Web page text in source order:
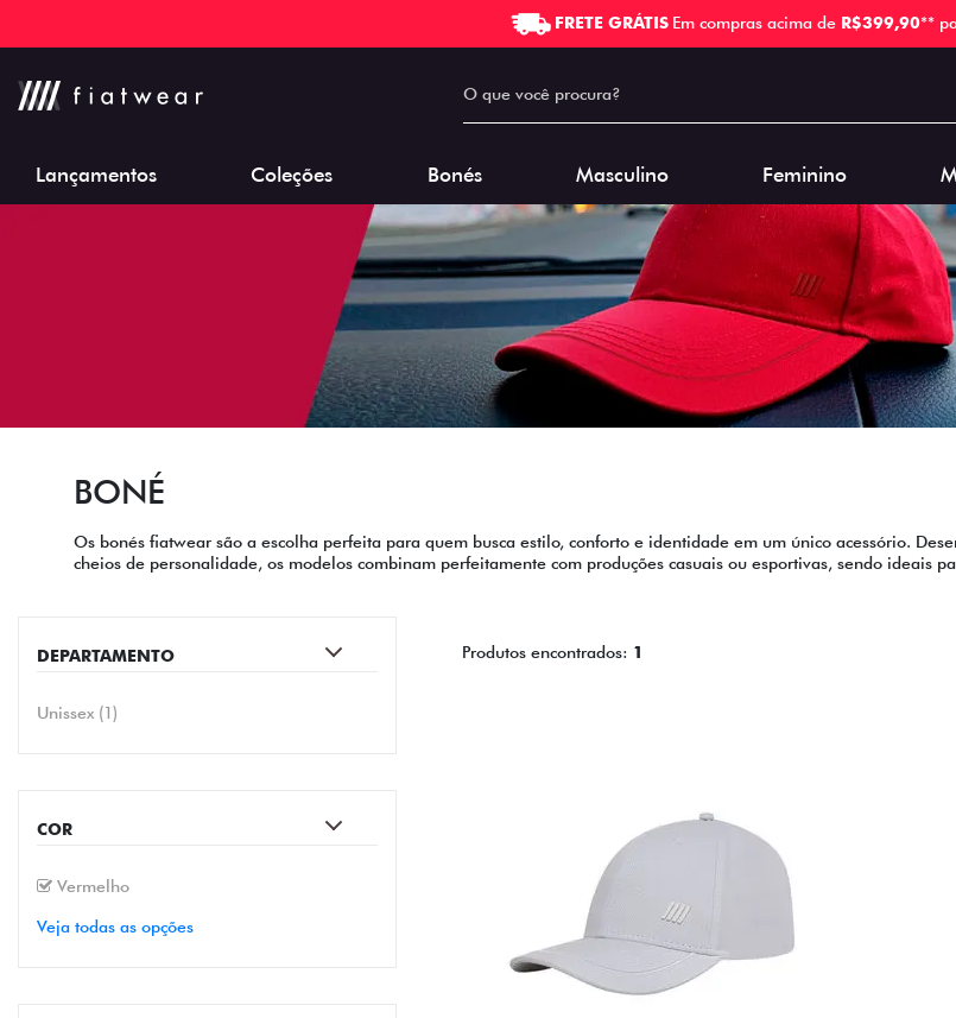
FRETE GRÁTIS Em compras acima de R$399,90**
Lançamentos Coleções Bonés Masculino Feminino
BONÉ
Os bonés fiatwear são a escolha perfeita para quem busca estilo, conforto e identidade em um único acessório.
cheios de personalidade, os modelos combinam perfeitamente com produções casuais ou esportivas, sendo ideais
DEPARTAMENTO
Unissex (1)
COR
Vermelho
Veja todas as opções
Produtos encontrados: 1